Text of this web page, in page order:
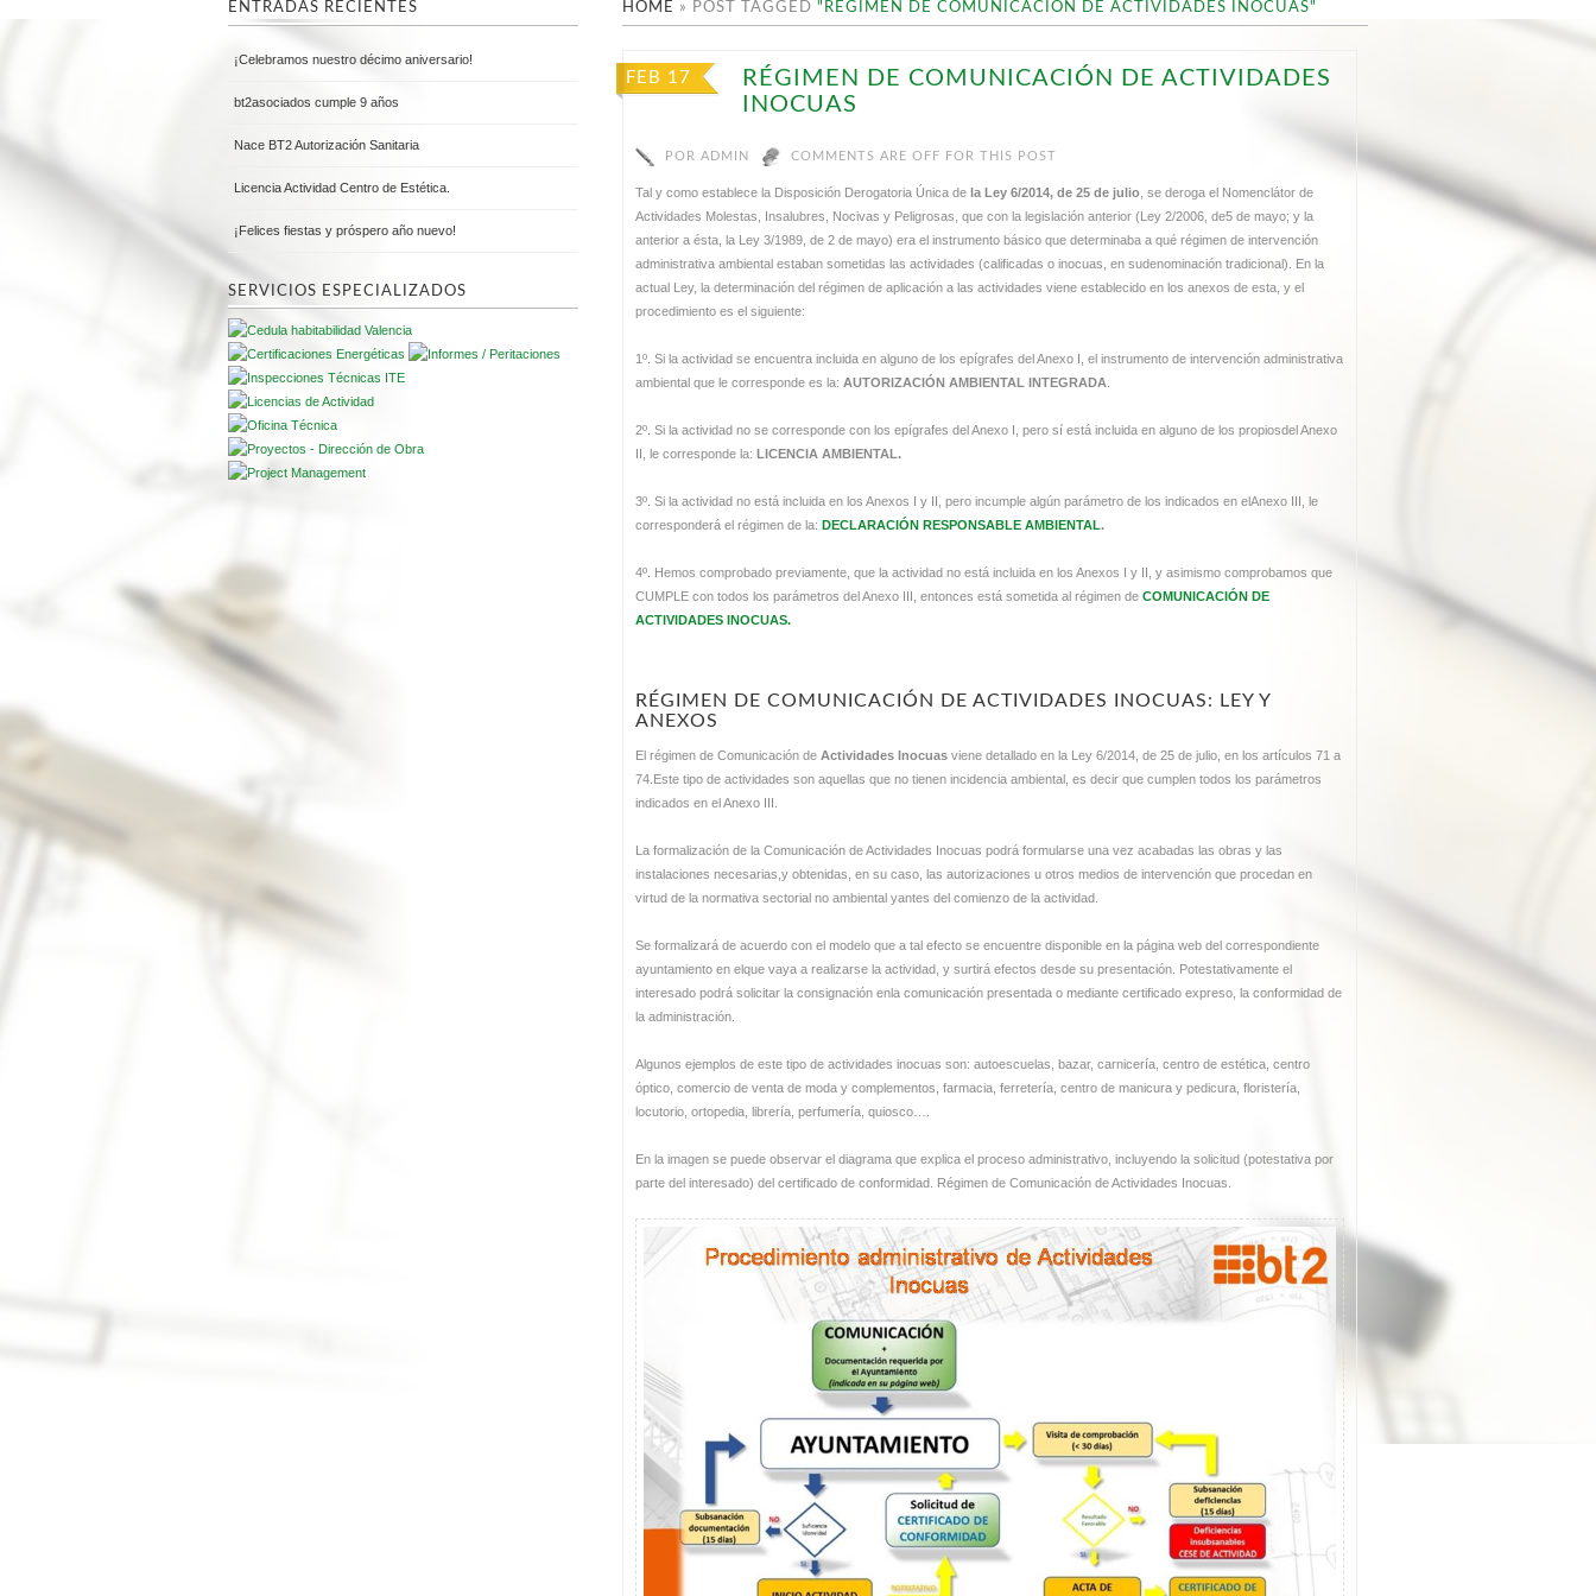
HOME » POST TAGGED"RÉGIMEN DE COMUNICACIÓN DE ACTIVIDADES INOCUAS"
FEB 17
RÉGIMEN DE COMUNICACIÓN DE ACTIVIDADES
INOCUAS
PORADMIN COMMENTS ARE OFF FOR THIS POST
Tal y como establece la Disposición Derogatoria Única dela Ley 6/2014, de 25 de julio , se deroga el Nomenclátor de
Actividades Molestas, Insalubres, Nocivas y Peligrosas, que con la legislación anterior (Ley 2/2006, de5 de mayo; y la
anterior a ésta, la Ley 3/1989, de 2 de mayo) era el instrumento básico que determinaba a qué régimen de intervención
administrativa ambiental estaban sometidas las actividades (calificadas o inocuas, en sudenominación tradicional). En la
actual Ley, la determinación del régimen de aplicación a las actividades viene establecido en los anexos de esta, y el
procedimiento es el siguiente:
1º. Si la actividad se encuentra incluida en alguno de los epígrafes del Anexo I, el instrumento de intervención administrativa
ambiental que le corresponde es la:AUTORIZACIÓN AMBIENTAL INTEGRADA
2º. Si la actividad no se corresponde con los epígrafes del Anexo I, pero sí está incluida en alguno de los propiosdel Anexo
II, le corresponde la:LICENCIA AMBIENTAL.
3º. Si la actividad no está incluida en los Anexos I y II, pero incumple algún parámetro de los indicados en elAnexo III, le
corresponderá el régimen de la:DECLARACIÓN RESPONSABLE AMBIENTAL.
4º. Hemos comprobado previamente, que la actividad no está incluida en los Anexos I y II, y asimismo comprobamos que
CUMPLE con todos los parámetros del Anexo III, entonces está sometida al régimen deCOMUNICACIÓN DE
ACTIVIDADES INOCUAS.
RÉGIMEN DE COMUNICACIÓN DE ACTIVIDADES INOCUAS: LEY Y
ANEXOS
El régimen de Comunicación deActividades Inocuas viene detallado en la Ley 6/2014, de 25 de julio, en los artículos 71 a
74.Este tipo de actividades son aquellas que no tienen incidencia ambiental, es decir que cumplen todos los parámetros
indicados en el Anexo III.
La formalización de la Comunicación de Actividades Inocuas podrá formularse una vez acabadas las obras y las
instalaciones necesarias,y obtenidas, en su caso, las autorizaciones u otros medios de intervención que procedan en
virtud de la normativa sectorial no ambiental yantes del comienzo de la actividad.
Se formalizará de acuerdo con el modelo que a tal efecto se encuentre disponible en la página web del correspondiente
ayuntamiento en elque vaya a realizarse la actividad, y surtirá efectos desde su presentación. Potestativamente el
interesado podrá solicitar la consignación enla comunicación presentada o mediante certificado expreso, la conformidad de
la administración.
Algunos ejemplos de este tipo de actividades inocuas son: autoescuelas, bazar, carnicería, centro de estética, centro
óptico, comercio de venta de moda y complementos, farmacia, ferretería, centro de manicura y pedicura, floristería,
locutorio, ortopedia, librería, perfumería, quiosco….
En la imagen se puede observar el diagrama que explica el proceso administrativo, incluyendo la solicitud (potestativa por
parte del interesado) del certificado de conformidad. Régimen de Comunicación de Actividades Inocuas.
ENTRADAS RECIENTES
¡Celebramos nuestro décimo aniversario!
bt2asociados cumple 9 años
Nace BT2 Autorización Sanitaria
Licencia Actividad Centro de Estética.
¡Felices fiestas y próspero año nuevo!
SERVICIOS ESPECIALIZADOS